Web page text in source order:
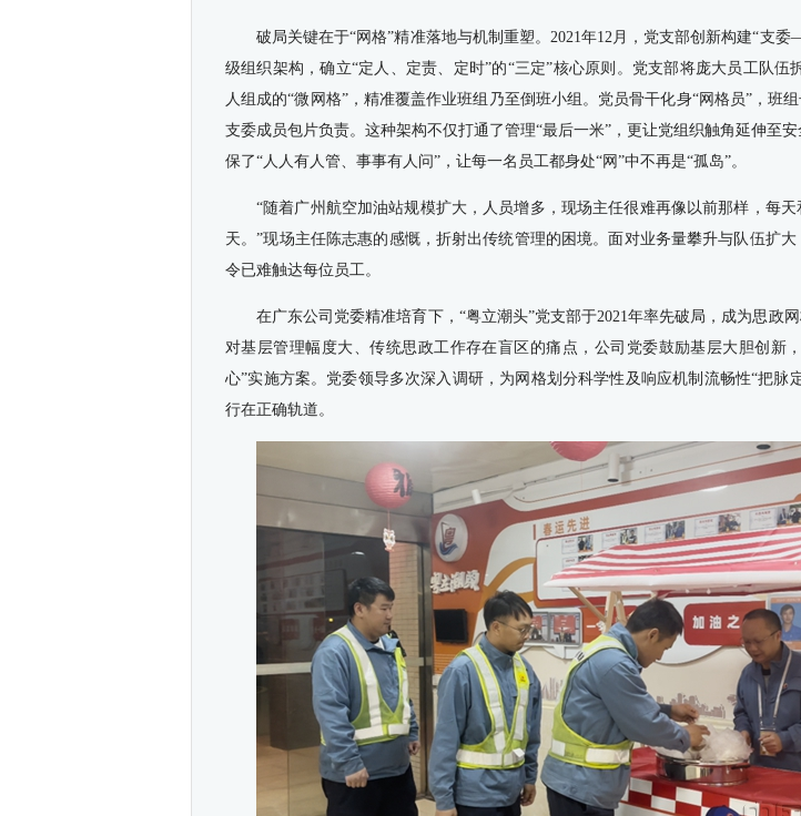
破局关键在于“网格”精准落地与机制重塑。2021年12月，党支部创新构建“支
级组织架构，确立“定人、定责、定时”的“三定”核心原则。党支部将庞大员工队伍
人组成的“微网格”，精准覆盖作业班组乃至倒班小组。党员骨干化身“网格员”，班组
支委成员包片负责。这种架构不仅打通了管理“最后一米”，更让党组织触角延伸至
保了“人人有人管、事事有人问”，让每一名员工都身处“网”中不再是“孤岛”。
“随着广州航空加油站规模扩大，人员增多，现场主任很难再像以前那样，每
天。”现场主任陈志惠的感慨，折射出传统管理的困境。面对业务量攀升与队伍扩
令已难触达每位员工。
在广东公司党委精准培育下，“粤立潮头”党支部于2021年率先破局，成为思政
对基层管理幅度大、传统思政工作存在盲区的痛点，公司党委鼓励基层大胆创新
心”实施方案。党委领导多次深入调研，为网格划分科学性及响应机制流畅性“把脉
行在正确轨道。